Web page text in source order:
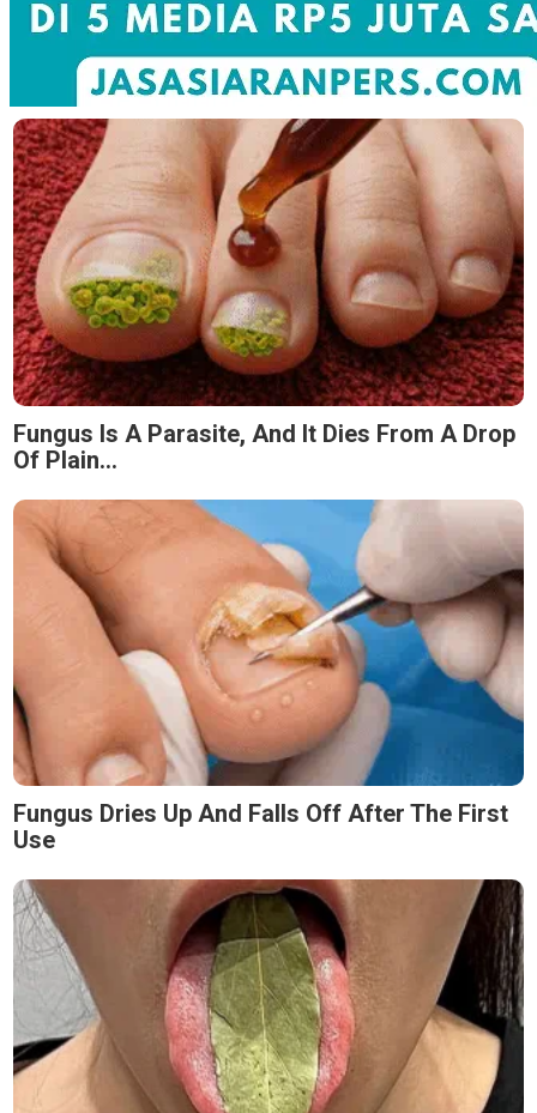
Fungus Is A Parasite, And It Dies From A Drop
Of Plain...
Fungus Dries Up And Falls Off After The First
Use